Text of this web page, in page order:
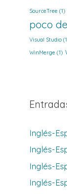
SourceTree (1)
poco
Visual Studio
WinMerge (1)
Inglés-
Inglés-
Inglés-
Inglés-